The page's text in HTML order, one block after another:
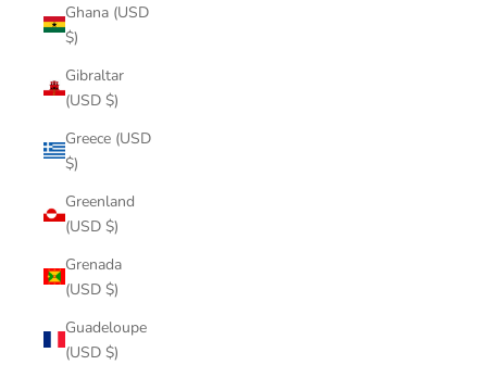
Ghana (USD
$)
Gibraltar
(USD $)
Greece (USD
$)
Greenland
(USD $)
Grenada
(USD $)
Guadeloupe
(USD $)